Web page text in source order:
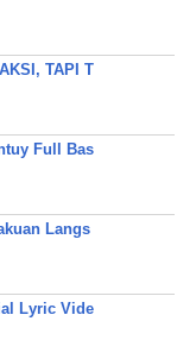
TAPI T
Full Bas
Langs
Lyric Vide